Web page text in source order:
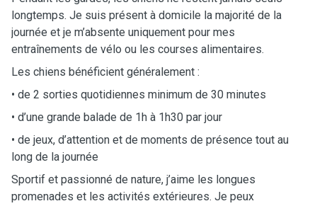
longtemps. Je suis présent à domicile la majorité de la
journée et je m’absente uniquement pour mes
entraînements de vélo ou les courses alimentaires.
Les chiens bénéficient généralement :
• de 2 sorties quotidiennes minimum de 30 minutes
• d’une grande balade de 1h à 1h30 par jour
• de jeux, d’attention et de moments de présence tout au
long de la journée
Sportif et passionné de nature, j’aime les longues
promenades et les activités extérieures. Je peux